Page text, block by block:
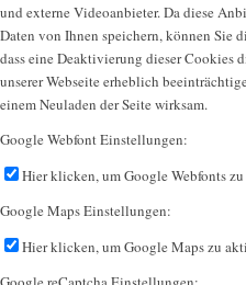
und externe Videoanbieter. Da diese
Daten von Ihnen speichern, können Sie
dass eine Deaktivierung dieser Cookies
unserer Webseite erheblich
einem Neuladen der Seite wirksam.
Google Webfont Einstellungen:
Hier klicken, um Google Webfonts
Google Maps Einstellungen:
Hier klicken, um Google Maps zu